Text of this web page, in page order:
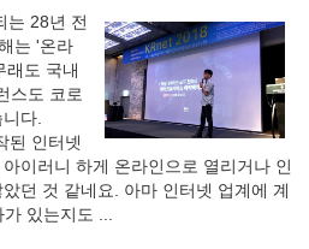
는 28년 전
는 '온라
래도 국내
스도 코로
다.
된 인터넷
이러니 하게 온라인으로 열리거나 인
던 것 같네요. 아마 인터넷 업계에 계
있는지도 ...